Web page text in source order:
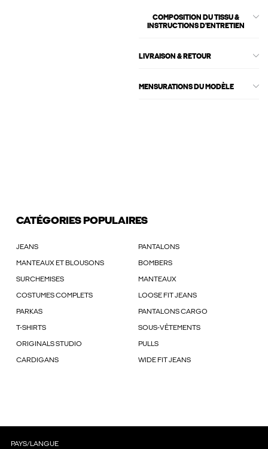
COMPOSITION DU TISSU &
INSTRUCTIONS D'ENTRETIEN
LIVRAISON & RETOUR
MENSURATIONS DU MODÈLE
CATÉGORIES POPULAIRES
JEANS PANTALONS
MANTEAUX ET BLOUSONS BOMBERS
SURCHEMISES MANTEAUX
COSTUMES COMPLETS LOOSE FIT JEANS
PARKAS PANTALONS CARGO
T-SHIRTS SOUS-VÊTEMENTS
ORIGINALS STUDIO PULLS
CARDIGANS WIDE FIT JEANS
PAYS/LANGUE